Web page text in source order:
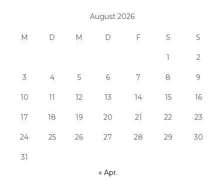
August 2026
M D M D F S S
1 2
3 4 5 6 7 8 9
10 11 12 13 14 15 16
17 18 19 20 21 22 23
24 25 26 27 28 29 30
31
« Apr.